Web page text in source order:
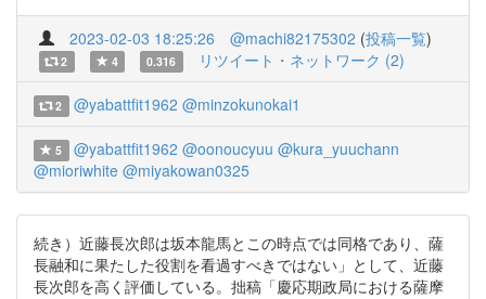
2023-02-03 18:25:26 @machi82175302 (投稿一覧)
2 4 0.316 リツイート・ネットワーク (2)
2 @yabattfit1962 @minzokunokai1
5 @yabattfit1962 @oonoucyuu @kura_yuuchann
@mioriwhite @miyakowan0325
続き）近藤長次郎は坂本龍馬とこの時点では同格であり、薩
長融和に果たした役割を看過すべきではない」として、近藤
長次郎を高く評価している。拙稿「慶応期政局における薩摩